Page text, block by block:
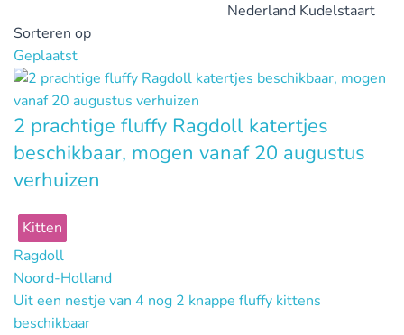
Nederland Kudelstaart
Sorteren op
Geplaatst
2 prachtige fluffy Ragdoll katertjes
beschikbaar, mogen vanaf 20 augustus
verhuizen
Kitten
Ragdoll
Noord-Holland
Uit een nestje van 4 nog 2 knappe fluffy kittens
beschikbaar